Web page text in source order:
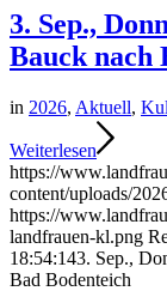
3. Sep.,
Bauck nach
in 2026, Aktuell,
Weiterlesen
https://
content/uploads/
https://
landfrauen-kl.png
18:54:143. Sep.,
Bad Bodenteich